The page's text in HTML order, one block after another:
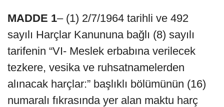
MADDE 1– (1) 2/7/1964 tarihli ve 492
sayılı Harçlar Kanununa bağlı (8) sayılı
tarifenin “VI- Meslek erbabına verilecek
tezkere, vesika ve ruhsatnamelerden
alınacak harçlar:” başlıklı bölümünün (16)
numaralı fıkrasında yer alan maktu harç